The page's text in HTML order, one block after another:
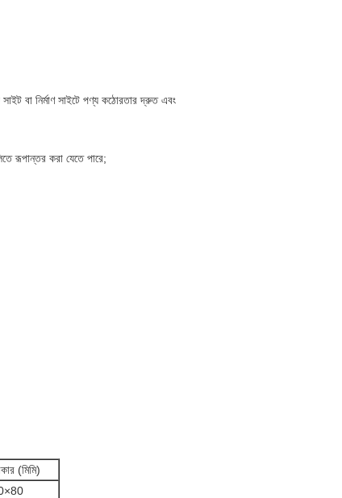
বা নির্মাণ সাইটে পণ্য কঠোরতার দ্রুত এবং
রূপান্তর করা যেতে পারে;
(মিমি)